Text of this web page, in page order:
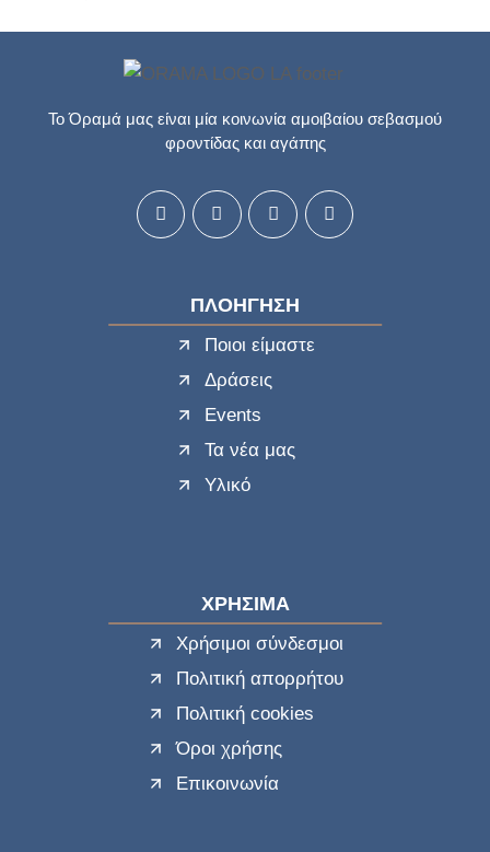
Το Όραμά μας είναι μία κοινωνία αμοιβαίου σεβασμού
φροντίδας και αγάπης
ΠΛΟΗΓΗΣΗ
Ποιοι είμαστε
Δράσεις
Events
Τα νέα μας
Υλικό
ΧΡΗΣΙΜΑ
Χρήσιμοι σύνδεσμοι
Πολιτική απορρήτου
Πολιτική cookies
Όροι χρήσης
Επικοινωνία